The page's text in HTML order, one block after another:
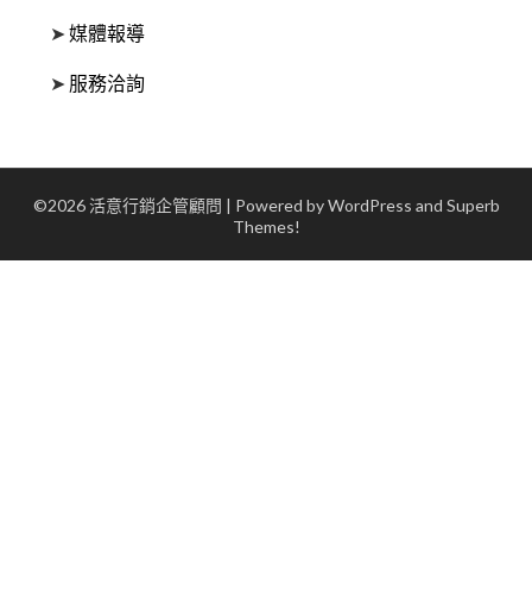
➤媒體報導
➤ 服務洽詢
©2026 活意行銷企管顧問 | Powered by WordPress and Superb
Themes!